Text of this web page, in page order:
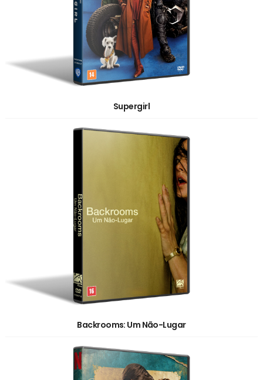
Supergirl
Backrooms: Um Não-Lugar